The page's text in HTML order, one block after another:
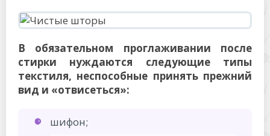
В обязательном проглаживании после
стирки нуждаются следующие типы
текстиля, неспособные принять прежний
вид и «отвисеться»:
шифон;